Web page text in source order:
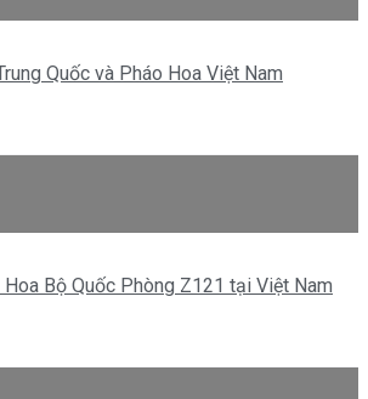
Quốc và Pháo Hoa Việt Nam
Bộ Quốc Phòng Z121 tại Việt Nam